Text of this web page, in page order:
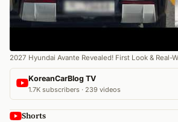
2027 Hyundai Avante Revealed! First Look & Real-
KoreanCarBlog TV
1.7K subscribers · 239 videos
Shorts